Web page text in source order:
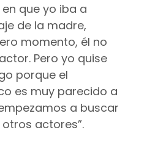
que yo iba a
de la madre,
momento, él no
Pero yo quise
porque el
es muy parecido a
a buscar
actores”.